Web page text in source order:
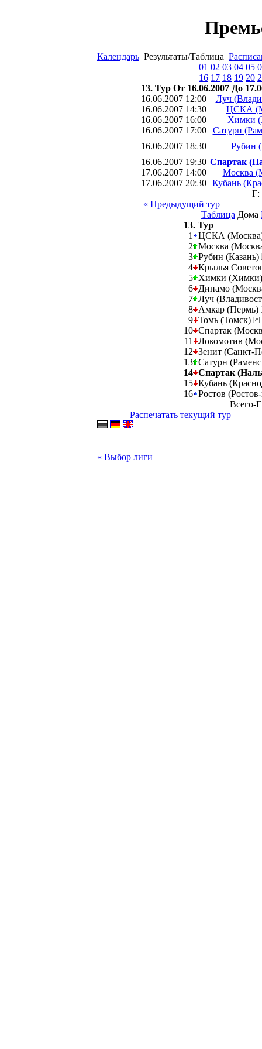
Календарь Результаты/Таблица
01 02 03 04 05
16 17 18 19 20
13. Тур От 16.06.2007 До
16.06.2007 12:00
Луч
16.06.2007 14:30
ЦСКА
16.06.2007 16:00
Химки
16.06.2007 17:00
Сатурн
16.06.2007 18:30
Рубин
16.06.2007 19:30 Спартак
17.06.2007 14:00
Москва
17.06.2007 20:30
Кубань
« Предыдущий тур
Таблица Дома
13. Тур
1
ЦСКА
2 Москва
3 Рубин (Казань)
4 Крылья
5 Химки
6 Динамо
7 Луч
8 Амкар (Пермь)
9 Томь (Томск)
10 Спартак
11
Локомотив
12 Зенит (Санкт-
13 Сатурн
14 Спартак
15 Кубань
16 Ростов
Распечатать текущий тур
« Выбор лиги